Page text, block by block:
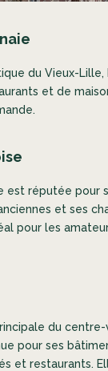
du Vieux-
et de
est réputée pour
et ses
pour les
du
pour ses
et restaurants.